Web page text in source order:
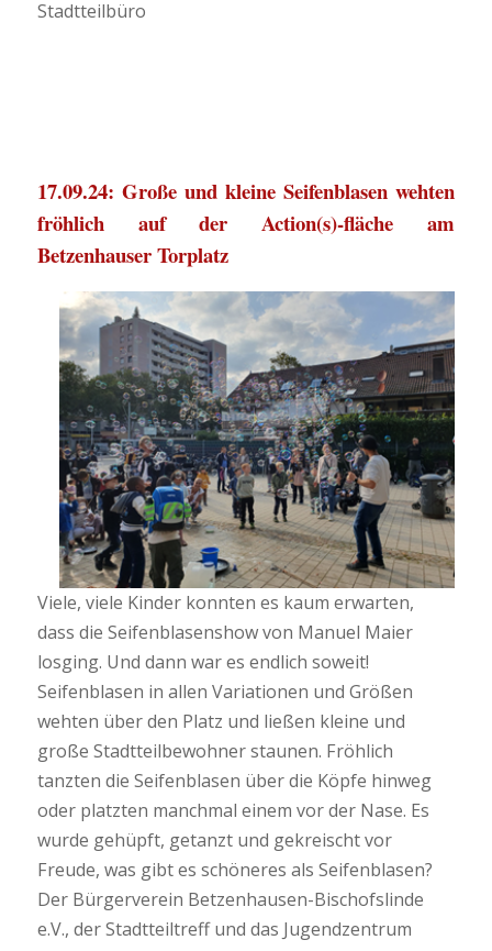
Stadtteilbüro
17.09.24: Große und kleine Seifenblasen wehten
fröhlich auf der Action(s)-fläche am
Betzenhauser Torplatz
Viele, viele Kinder konnten es kaum erwarten,
dass die Seifenblasenshow von Manuel Maier
losging. Und dann war es endlich soweit!
Seifenblasen in allen Variationen und Größen
wehten über den Platz und ließen kleine und
große Stadtteilbewohner staunen. Fröhlich
tanzten die Seifenblasen über die Köpfe hinweg
oder platzten manchmal einem vor der Nase. Es
wurde gehüpft, getanzt und gekreischt vor
Freude, was gibt es schöneres als Seifenblasen?
Der Bürgerverein Betzenhausen-Bischofslinde
e.V., der Stadtteiltreff und das Jugendzentrum